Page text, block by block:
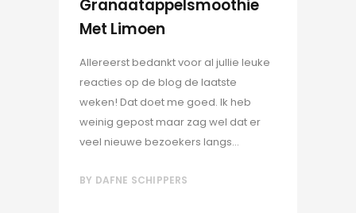
Granaatappelsmoothie
Met Limoen
Allereerst bedankt voor al jullie leuke
reacties op de blog de laatste
weken! Dat doet me goed. Ik heb
weinig gepost maar zag wel dat er
veel nieuwe bezoekers langs...
BY DAFNE SCHIPPERS